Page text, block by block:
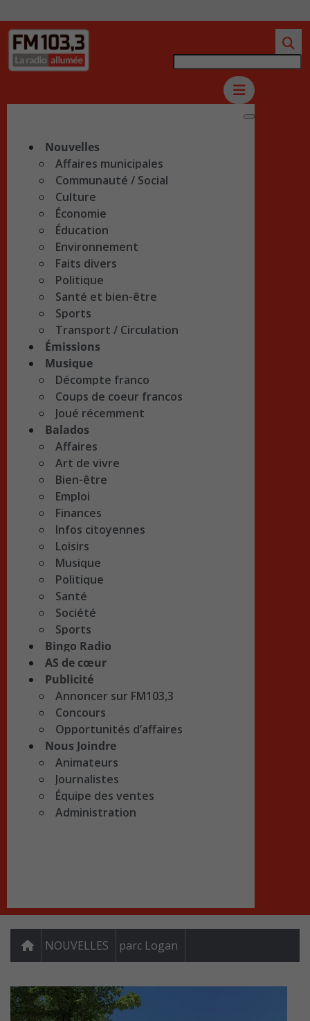
Nouvelles
Affaires municipales
Communauté / Social
Culture
Économie
Éducation
Environnement
Faits divers
Politique
Santé et bien-être
Sports
Transport / Circulation
Émissions
Musique
Décompte franco
Coups de coeur francos
Joué récemment
Balados
Affaires
Art de vivre
Bien-être
Emploi
Finances
Infos citoyennes
Loisirs
Musique
Politique
Santé
Société
Sports
Bingo Radio
AS de cœur
Publicité
Annoncer sur FM103,3
Concours
Opportunités d’affaires
Nous Joindre
Animateurs
Journalistes
Équipe des ventes
Administration
NOUVELLES parc Logan